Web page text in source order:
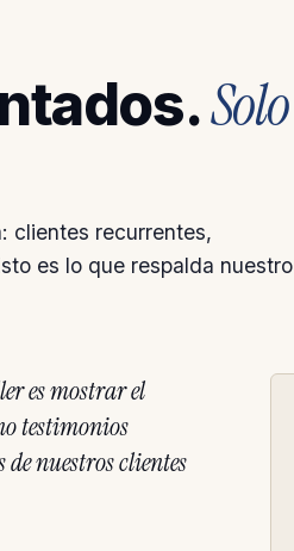
Solo
clientes recurrentes,
es lo que respalda nuestro
es mostrar el
testimonios
de nuestros clientes